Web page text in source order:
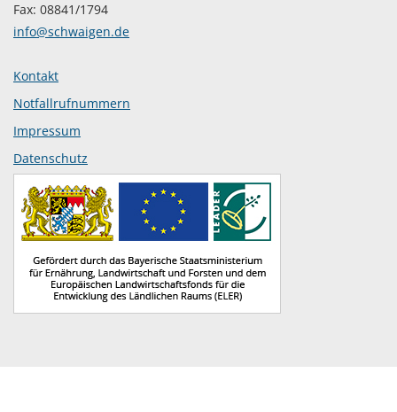
Fax: 08841/1794
info@schwaigen.de
Kontakt
Notfallrufnummern
Impressum
Datenschutz